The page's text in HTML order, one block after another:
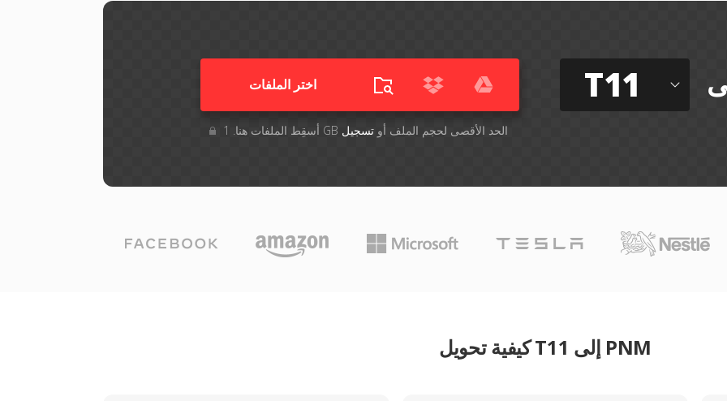
اختر الملفات
أسقِط الملفات هنا. 1 GB الحد الأقصى لحجم الملف أوتسجيل
T11
كيفية تحويل T11 إلى PNM